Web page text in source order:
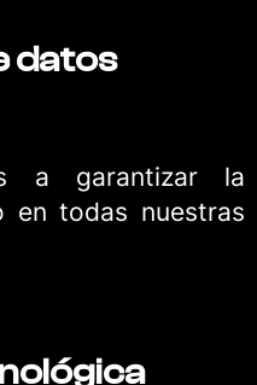
datos
a garantizar la
en todas nuestras